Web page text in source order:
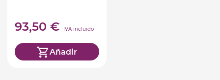
93,50 € IVA incluido
Añadir